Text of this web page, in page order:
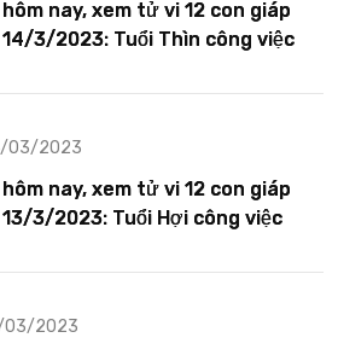
nay, xem tử vi 12 con giáp
3/2023: Tuổi Thìn công việc
03/2023
nay, xem tử vi 12 con giáp
3/2023: Tuổi Hợi công việc
03/2023